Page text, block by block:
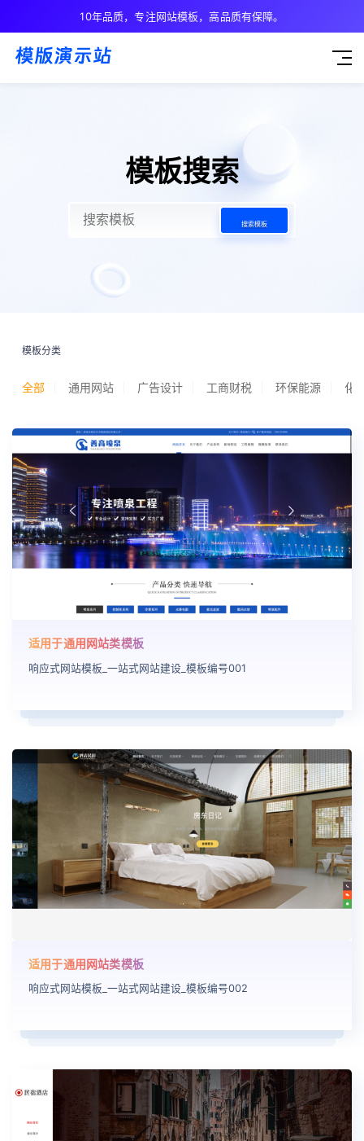
10年品质，专注网站模板，高品质有保障。
模板搜索
搜索模板
模板分类
全部 通用网站 广告设计 工商财税 环保能源 化
适用于通用网站类模板
响应式网站模板_一站式网站建设_模板编号001
适用于通用网站类模板
响应式网站模板_一站式网站建设_模板编号002